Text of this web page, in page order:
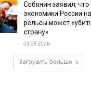
Собянин заявил,
экономики России
рельсы может
страну»
05.08.2026
Загрузить больше